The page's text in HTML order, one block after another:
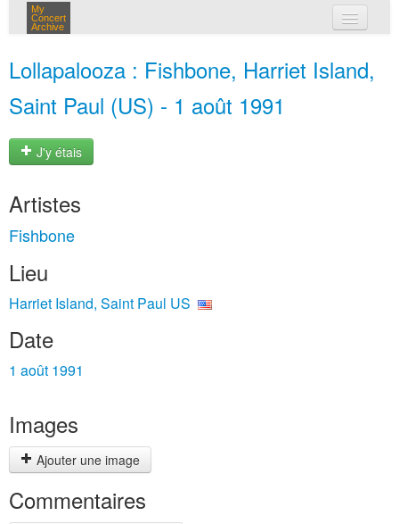
My
Concert
Archive
Lollapalooza : Fishbone, Harriet Island,
Saint Paul (US) - 1 août 1991
J'y étais
Artistes
Fishbone
Lieu
Harriet Island, Saint Paul US
Date
1 août 1991
Images
Ajouter une image
Commentaires